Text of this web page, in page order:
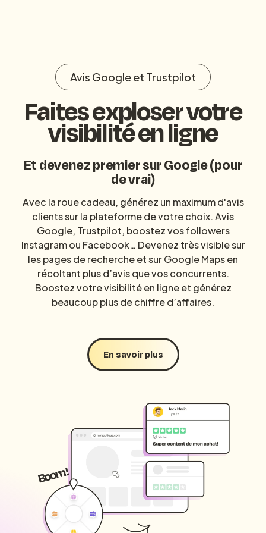
Avis Google et Trustpilot
Faites exploser votre
visibilité en ligne
Et devenez premier sur Google (pour
de vrai)
Avec la roue cadeau, générez un maximum d'avis
clients sur la plateforme de votre choix.Avis
Google, Trustpilot, boostez vos followers
Instagramou Facebook… Devenez très visible sur
les pages de recherche et sur Google Maps en
récoltant plus d’avis que vos concurrents.
Boostez votre visibilité en ligne et générez
beaucoup plus de chiffre d’affaires.
En savoir plus